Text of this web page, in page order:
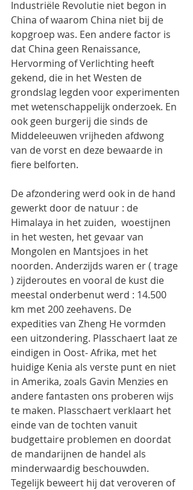
Industriële Revolutie niet begon in
China of waarom China niet bij de
kopgroep was. Een andere factor is
dat China geen Renaissance,
Hervorming of Verlichting heeft
gekend, die in het Westen de
grondslag legden voor experimenten
met wetenschappelijk onderzoek. En
ook geen burgerij die sinds de
Middeleeuwen vrijheden afdwong
van de vorst en deze bewaarde in
fiere belforten.
De afzondering werd ook in de hand
gewerkt door de natuur : de
Himalaya in het zuiden,  woestijnen
in het westen, het gevaar van
Mongolen en Mantsjoes in het
noorden. Anderzijds waren er ( trage
) zijderoutes en vooral de kust die
meestal onderbenut werd : 14.500
km met 200 zeehavens. De
expedities van Zheng He vormden
een uitzondering. Plasschaert laat ze
eindigen in Oost- Afrika, met het
huidige Kenia als verste punt en niet
in Amerika, zoals Gavin Menzies en
andere fantasten ons proberen wijs
te maken. Plasschaert verklaart het
einde van de tochten vanuit
budgettaire problemen en doordat
de mandarijnen de handel als
minderwaardig beschouwden.
Tegelijk beweert hij dat veroveren of